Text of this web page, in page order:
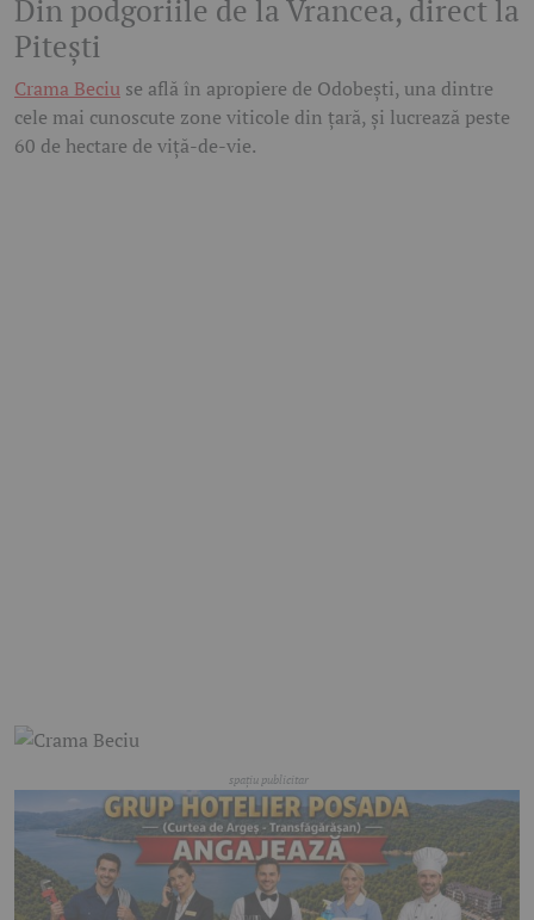
Din podgoriile de la Vrancea, direct la
Pitești
Crama Beciu se află în apropiere de Odobești, una dintre
cele mai cunoscute zone viticole din țară, și lucrează peste
60 de hectare de viță-de-vie.